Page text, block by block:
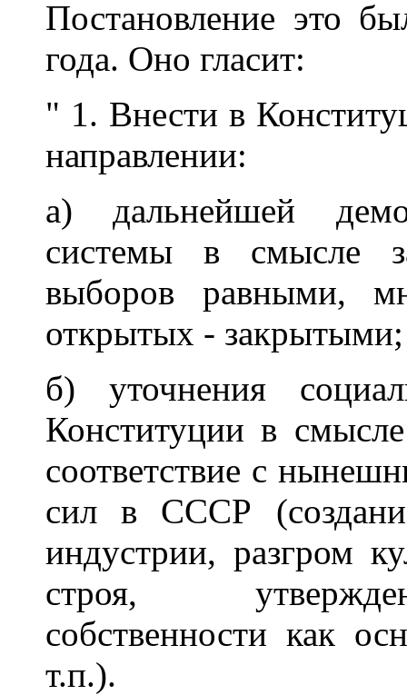
Постановление это
года. Оно гласит:
" 1. Внести в
направлении:
а) дальнейшей
системы в смысле
выборов равными,
открытых - закрытыми;
б) уточнения
Конституции в
соответствие с
сил в СССР
индустрии, разгром
строя,
собственности как
т.п.).